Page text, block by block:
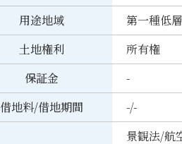
用途地域
第一種低
土地権利
所有権
保証金
-
借地料/借地期間
-/-
景観法/航